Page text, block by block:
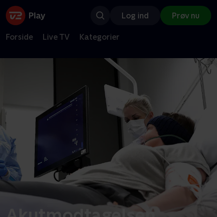
Log ind Prøv nu
Forside Live TV Kategorier